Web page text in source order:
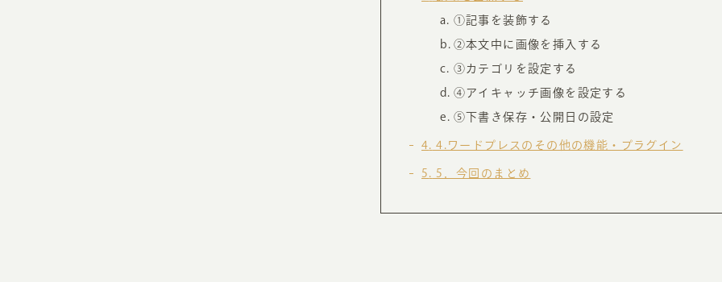
オフィス紹介・会社概要
ホームページ集客にかける想い
社会貢献活動
①記事を装飾する
②本文中に画像を挿入する
③カテゴリを設定する
④アイキャッチ画像を設定する
⑤下書き保存・公開日の設定
4 4.ワードプレスのその他の機能・プラグイン
5 5．今回のまとめ